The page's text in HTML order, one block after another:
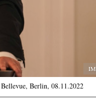
Berlin, 08.11.2022